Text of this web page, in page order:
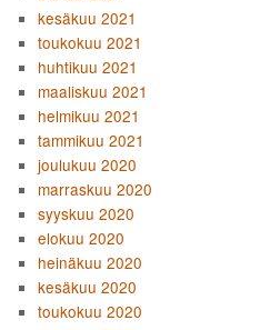
kesäkuu 2021
toukokuu 2021
huhtikuu 2021
maaliskuu 2021
helmikuu 2021
tammikuu 2021
joulukuu 2020
marraskuu 2020
syyskuu 2020
elokuu 2020
heinäkuu 2020
kesäkuu 2020
toukokuu 2020